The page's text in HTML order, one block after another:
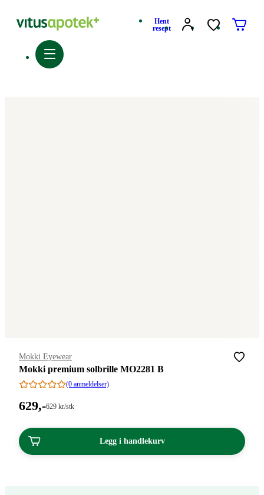
Hent
resept
Merke:
Mokki Eyewear
Mokki premium solbrille MO2281 B
(0 anmeldelser)
Pris:
kroner.
629,-Stykkpris:
kroner.
629 kr/stk
Legg i handlekurv